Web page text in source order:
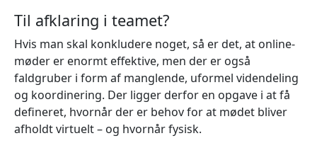
Til afklaring i teamet?
Hvis man skal konkludere noget, så er det, at online-
møder er enormt effektive, men der er også
faldgruber i form af manglende, uformel videndeling
og koordinering. Der ligger derfor en opgave i at få
defineret, hvornår der er behov for at mødet bliver
afholdt virtuelt – og hvornår fysisk.